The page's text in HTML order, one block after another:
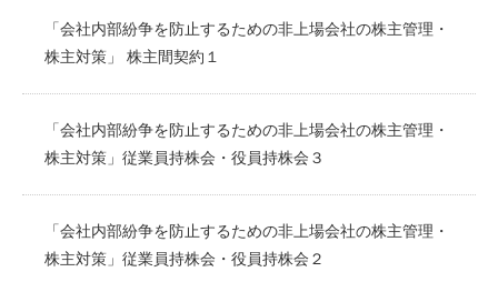
「会社内部紛争を防止するための非上場会社の株主管理・
株主対策」 株主間契約１
「会社内部紛争を防止するための非上場会社の株主管理・
株主対策」従業員持株会・役員持株会３
「会社内部紛争を防止するための非上場会社の株主管理・
株主対策」従業員持株会・役員持株会２